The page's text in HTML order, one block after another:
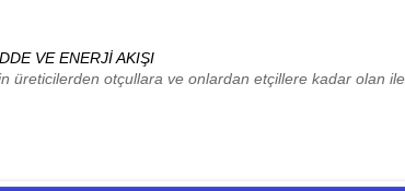
VE ENERJİ AKIŞI
üreticilerden otçullara ve onlardan etçillere kadar olan